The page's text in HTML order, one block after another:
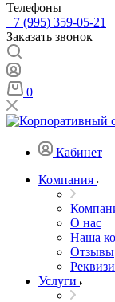
Телефоны
+7 (995) 359-05-21
Заказать звонок
0
Кабинет
Компания
О нас
Наша
Отзывы
Услуги